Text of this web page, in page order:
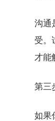
沟通
受。
才能
第三
如果